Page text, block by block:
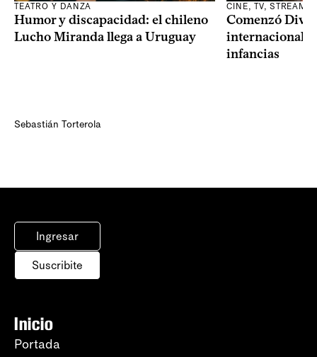
TEATRO Y DANZA
Humor y discapacidad: el chileno
Lucho Miranda llega a Uruguay
Sebastián Torterola
CINE, TV,
Comenzó
internacional
infancias
Ingresar
Suscribite
Inicio
Portada